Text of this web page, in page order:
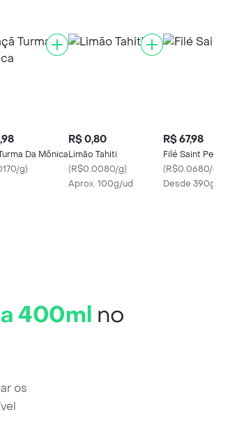
Da Mônica
g)
R$ 0,80
Limão Tahiti
(R$0.0080/g)
Aprox. 100g/ud
R$ 67,98
Filé Saint Peter
(R$0.0680/g
Desde 390g
400ml no
os